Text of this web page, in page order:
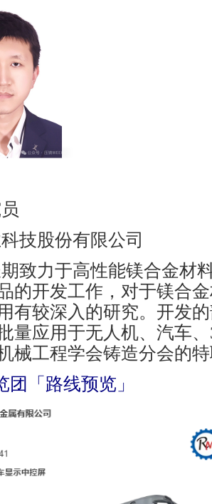
技股份有限公司
致力于高性能镁合金材
的开发工作，对于镁合
有较深入的研究。开发
量应用于无人机、汽车
械工程学会铸造分会的
团「路线预览」